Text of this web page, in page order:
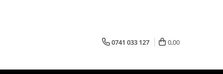
0741 033 127 0,00